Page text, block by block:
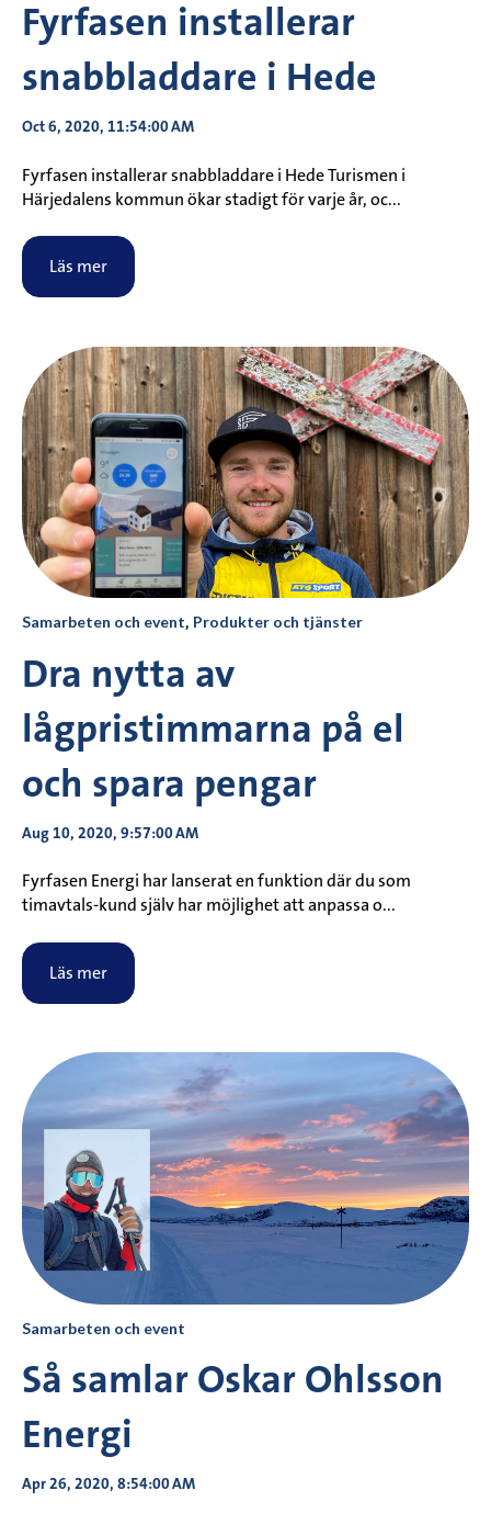
Fyrfasen installerar
snabbladdare i Hede
Oct 6, 2020, 11:54:00 AM
Fyrfasen installerar snabbladdare i Hede Turismen i
Härjedalens kommun ökar stadigt för varje år, oc...
Läs mer
Samarbeten och event, Produkter och tjänster
Dra nytta av
lågpristimmarna på el
och spara pengar
Aug 10, 2020, 9:57:00 AM
Fyrfasen Energi har lanserat en funktion där du som
timavtals-kund själv har möjlighet att anpassa o...
Läs mer
Samarbeten och event
Så samlar Oskar Ohlsson
Energi
Apr 26, 2020, 8:54:00 AM